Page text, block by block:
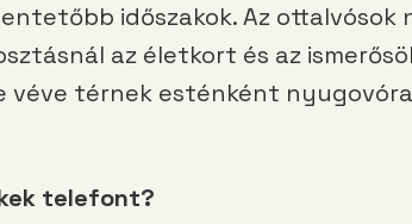
időszakok. Az ottalvósok
az életkort és az
véve térnek esténként
telefont?